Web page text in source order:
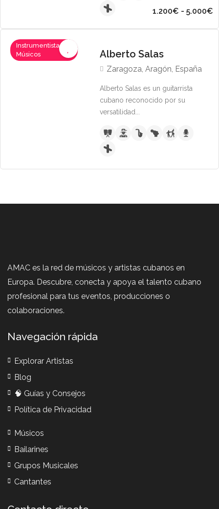
1.200€ - 5.000€
Instrumentistas,
Músicos
Alberto Salas
Zaragoza, Aragón, España
Alberto Salas es un guitarrista
cubano reconocido por su
versatilidad...
AMAC es la red de músicos y artistas cubanos en
Europa. Descubre, conecta y apoya el talento cubano
profesional para tus eventos, producciones o
colaboraciones.
Navegación rápida
Explorar Artistas
Blog
🧠 Guías y Consejos
Política de Privacidad
Músicos
Bailarines
Grupos Musicales
Cantantes